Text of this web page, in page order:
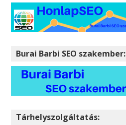
Burai Barbi SEO szakember:
Tárhelyszolgáltatás: